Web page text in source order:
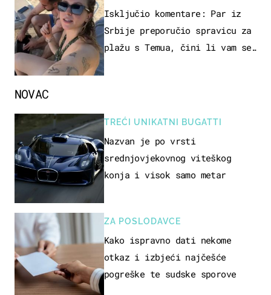
Isključio komentare: Par iz
Srbije preporučio spravicu za
plažu s Temua, čini li vam se
NOVAC
TREĆI UNIKATNI BUGATTI
Nazvan je po vrsti
srednjovjekovnog viteškog
konja i visok samo metar
ZA POSLODAVCE
Kako ispravno dati nekome
otkaz i izbjeći najčešće
pogreške te sudske sporove